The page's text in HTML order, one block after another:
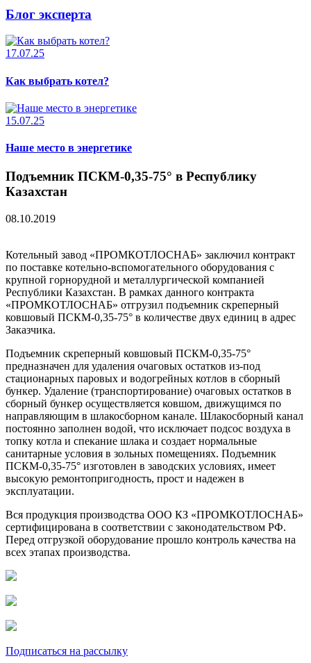
Блог эксперта
17.07.25
Как выбрать котел?
15.07.25
Наше место в энергетике
Подъемник ПСКМ-0,35-75° в Республику
Казахстан
08.10.2019
Котельный завод «ПРОМКОТЛОСНАБ» заключил контракт
по поставке котельно-вспомогательного оборудования с
крупной горнорудной и металлургической компанией
Республики Казахстан. В рамках данного контракта
«ПРОМКОТЛОСНАБ» отгрузил подъемник скреперный
ковшовый ПСКМ-0,35-75° в количестве двух единиц в адрес
Заказчика.
Подъемник скреперный ковшовый ПСКМ-0,35-75°
предназначен для удаления очаговых остатков из-под
стационарных паровых и водогрейных котлов в сборный
бункер. Удаление (транспортирование) очаговых остатков в
сборный бункер осуществляется ковшом, движущимся по
направляющим в шлакосборном канале. Шлакосборный канал
постоянно заполнен водой, что исключает подсос воздуха в
топку котла и спекание шлака и создает нормальные
санитарные условия в зольных помещениях. Подъемник
ПСКМ-0,35-75° изготовлен в заводских условиях, имеет
высокую ремонтопригодность, прост и надежен в
эксплуатации.
Вся продукция производства ООО КЗ «ПРОМКОТЛОСНАБ»
сертифицирована в соответствии с законодательством РФ.
Перед отгрузкой оборудование прошло контроль качества на
всех этапах производства.
Подписаться на рассылку